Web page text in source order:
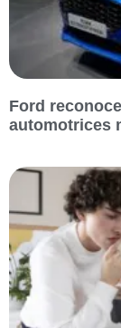
Ford
automotrices